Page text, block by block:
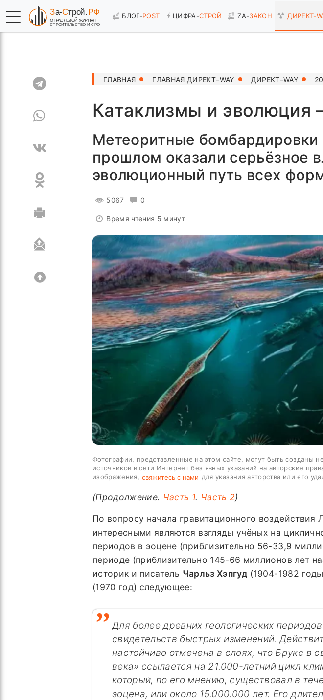
БЛОГ-POST ЦИФРА-СТРОЙ ZA-ЗАКОН ДИРЕКТ-
ГЛАВНАЯ ГЛАВНАЯ ДИРЕКТ–WAY ДИРЕКТ–WAY
Катаклизмы и эволюция
Метеоритные
прошлом оказали серьёзное
эволюционный путь всех
5067 0
Время чтения 5 минут
Фотографии, представленные на этом сайте, могут быть созданы
источников в сети Интернет без явных указаний на авторские
изображения, свяжитесь с нами для указания авторства или его
(Продолжение. Часть 1. Часть 2)
По вопросу начала гравитационного воздействия
интересными являются взгляды учёных на
периодов в эоцене (приблизительно 56-33,9
периоде (приблизительно 145-66 миллионов лет
историк и писатель Чарльз Хэпгуд (1904-1982
(1970 год) следующее:
Для более древних геологических
свидетельств быстрых изменений.
настойчиво отмечена в слоях, что Брукс в
века» ссылается на 21.000-летний цикл
который, по его мнению, существовал в
эоцена, или около 15.000.000 лет. Его